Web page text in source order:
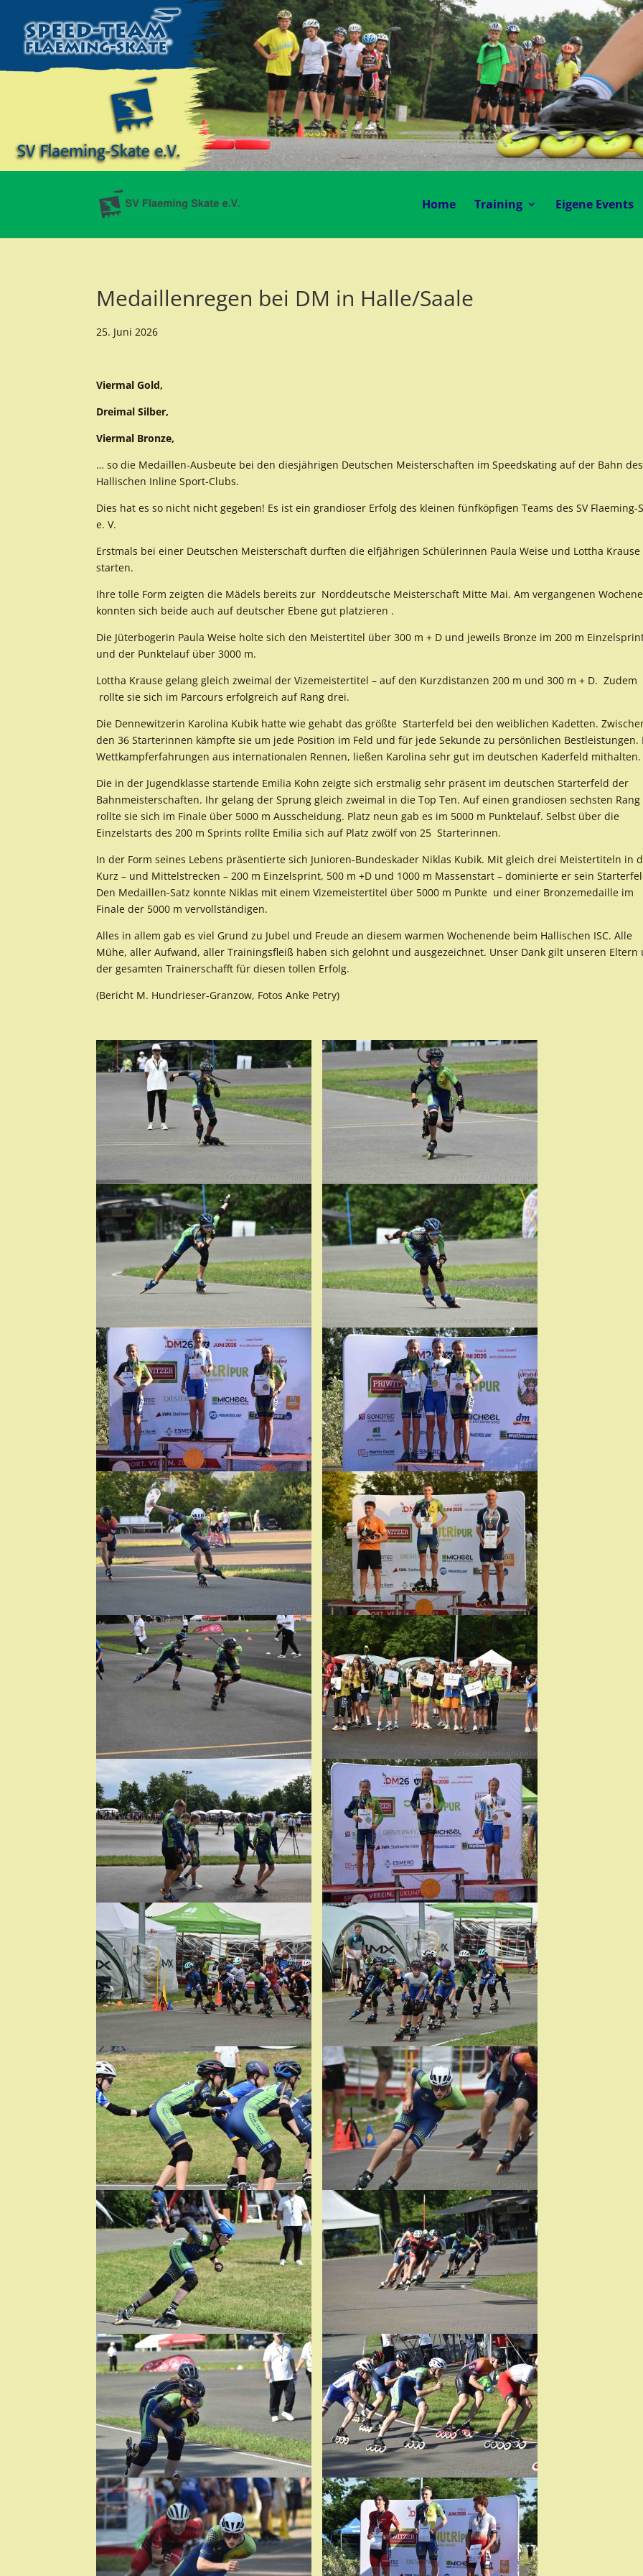
Home Training Eigene Events
Medaillenregen bei DM in Halle/Saale
25. Juni 2026
Viermal Gold,
Dreimal Silber,
Viermal Bronze,
… so die Medaillen-Ausbeute bei den diesjährigen Deutschen Meisterschaften im Speedskating auf der Bahn des
Hallischen Inline Sport-Clubs.
Dies hat es so nicht nicht gegeben! Es ist ein grandioser Erfolg des kleinen fünfköpfigen Teams des SV Flaeming-
e. V.
Erstmals bei einer Deutschen Meisterschaft durften die elfjährigen Schülerinnen Paula Weise und Lottha Krause
starten.
Ihre tolle Form zeigten die Mädels bereits zur Norddeutsche Meisterschaft Mitte Mai. Am vergangenen
konnten sich beide auch auf deutscher Ebene gut platzieren .
Die Jüterbogerin Paula Weise holte sich den Meistertitel über 300 m + D und jeweils Bronze im 200 m
und der Punktelauf über 3000 m.
Lottha Krause gelang gleich zweimal der Vizemeistertitel – auf den Kurzdistanzen 200 m und 300 m + D. Zudem
rollte sie sich im Parcours erfolgreich auf Rang drei.
Die Dennewitzerin Karolina Kubik hatte wie gehabt das größte Starterfeld bei den weiblichen Kadetten.
den 36 Starterinnen kämpfte sie um jede Position im Feld und für jede Sekunde zu persönlichen Bestleistungen.
Wettkampferfahrungen aus internationalen Rennen, ließen Karolina sehr gut im deutschen Kaderfeld mithalten.
Die in der Jugendklasse startende Emilia Kohn zeigte sich erstmalig sehr präsent im deutschen Starterfeld der
Bahnmeisterschaften. Ihr gelang der Sprung gleich zweimal in die Top Ten. Auf einen grandiosen sechsten Rang
rollte sie sich im Finale über 5000 m Ausscheidung. Platz neun gab es im 5000 m Punktelauf. Selbst über die
Einzelstarts des 200 m Sprints rollte Emilia sich auf Platz zwölf von 25 Starterinnen.
In der Form seines Lebens präsentierte sich Junioren-Bundeskader Niklas Kubik. Mit gleich drei Meistertiteln in
Kurz – und Mittelstrecken – 200 m Einzelsprint, 500 m +D und 1000 m Massenstart – dominierte er sein
Den Medaillen-Satz konnte Niklas mit einem Vizemeistertitel über 5000 m Punkte und einer Bronzemedaille im
Finale der 5000 m vervollständigen.
Alles in allem gab es viel Grund zu Jubel und Freude an diesem warmen Wochenende beim Hallischen ISC. Alle
Mühe, aller Aufwand, aller Trainingsfleiß haben sich gelohnt und ausgezeichnet. Unser Dank gilt unseren Eltern
der gesamten Trainerschafft für diesen tollen Erfolg.
(Bericht M. Hundrieser-Granzow, Fotos Anke Petry)